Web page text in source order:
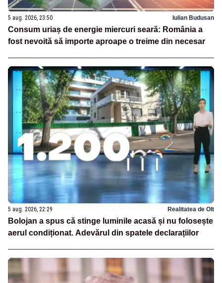
5 aug. 2026, 23:50 Iulian Budusan
Consum uriaș de energie miercuri seară: România a
fost nevoită să importe aproape o treime din necesar
5 aug. 2026, 22:29 Realitatea de Olt
Bolojan a spus că stinge luminile acasă și nu folosește
aerul condiționat. Adevărul din spatele declarațiilor